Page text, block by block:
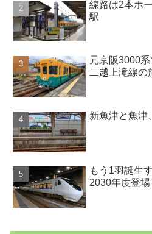
線路は2本ホ
駅
元京阪3000
二越上滝線の
新魚津と魚津
もう1羽誕生
2030年度登場